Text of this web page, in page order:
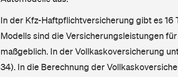
In der Kfz-Haftpflichtversicherung gibt es 16
Modells sind die Versicherungsleistungen
maßgeblich. In der Vollkaskoversicherung
34). In die Berechnung der